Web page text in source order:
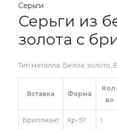
Серьги
Серьги из
золота с
Тип металла: Белое золото,
Вставка Форма
Кол-
во
Бриллиант Кр-57 1